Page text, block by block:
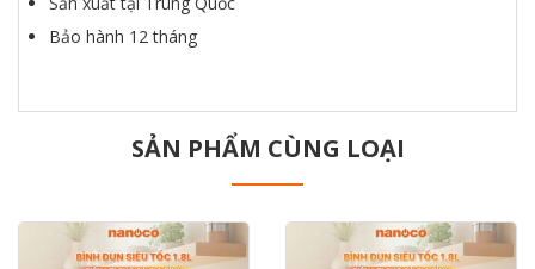
Bảo hành 12 tháng
SẢN PHẨM CÙNG LOẠI